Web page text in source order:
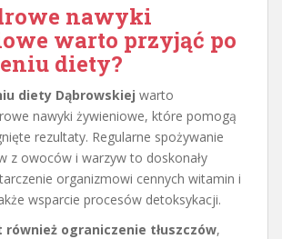
nawyki
warto przyjąć po
diety?
diety Dąbrowskiej warto
nawyki żywieniowe, które pomogą
rezultaty. Regularne spożywanie
z owoców i warzyw to doskonały
organizmowi cennych witamin i
wsparcie procesów detoksykacji.
również ograniczenie tłuszczów,